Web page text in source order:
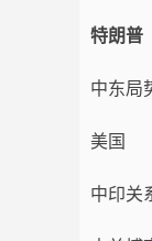
特朗普
中东局
美国
中印关